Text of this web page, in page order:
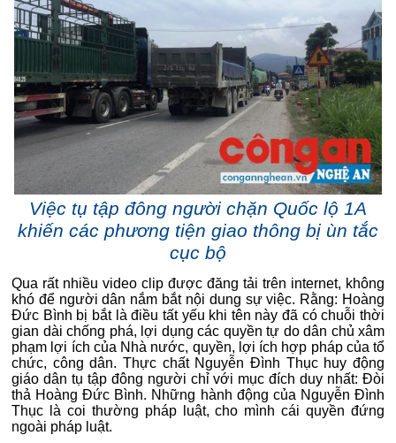
Việc tụ tập đông người chặn Quốc lộ 1A
khiến các phương tiện giao thông bị ùn tắc
cục bộ
Qua rất nhiều video clip được đăng tải trên internet, không
khó để người dân nắm bắt nội dung sự việc. Rằng: Hoàng
Đức Bình bị bắt là điều tất yếu khi tên này đã có chuỗi thời
gian dài chống phá, lợi dụng các quyền tự do dân chủ xâm
phạm lợi ích của Nhà nước, quyền, lợi ích hợp pháp của tổ
chức, công dân. Thực chất Nguyễn Đình Thục huy động
giáo dân tụ tập đông người chỉ với mục đích duy nhất: Đòi
thả Hoàng Đức Bình. Những hành động của Nguyễn Đình
Thục là coi thường pháp luật, cho mình cái quyền đứng
ngoài pháp luật.